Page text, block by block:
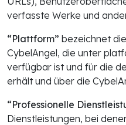
verfasste Werke und
“Plattform” bezeichnet
CybelAngel, die unter
verfügbar ist und für die
erhält und über die
“Professionelle
Dienstleistungen, bei